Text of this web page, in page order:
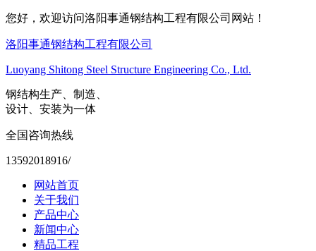
您好，欢迎访问洛阳事通钢结构工程有限公司网站！
洛阳事通钢结构工程有限公司
Luoyang Shitong Steel Structure Engineering Co., Ltd.
钢结构生产、制造、
设计、安装为一体
全国咨询热线
13592018916/
网站首页
关于我们
产品中心
新闻中心
精品工程